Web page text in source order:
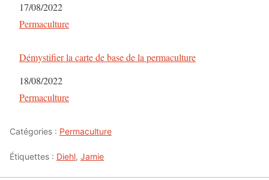
Date
17/08/2022
Par rapport à
Permaculture
Démystifier la carte de base de la permaculture
Date
18/08/2022
Par rapport à
Permaculture
Catégories : Permaculture
Étiquettes : Diehl, Jamie